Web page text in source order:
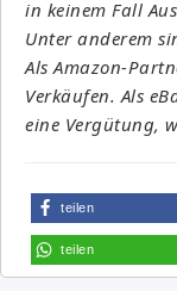
in keinem Fall
Unter anderem
Als Amazon-
Verkäufen. Als
eine Vergütung,
teilen
teilen